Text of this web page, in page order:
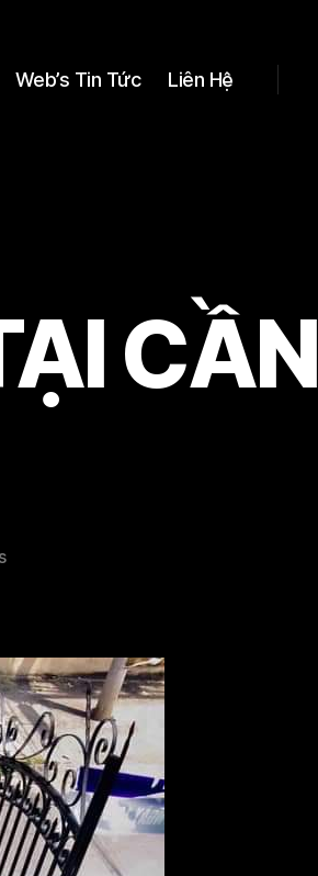
Web’s Tin Tức Liên Hệ
CẦN
on
PHÊ
TẠI
CẦN
THƠ